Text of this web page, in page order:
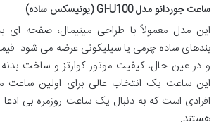
ساعت جوردانو مدل GI-U100 (یونیسکس ساده)
این مدل معمولاً با طراحی مینیمال، صفحه ای
بندهای ساده چرمی یا سیلیکونی عرضه می شود.
و در عین حال، کیفیت موتور کوارتز و ساخت
این ساعت یک انتخاب عالی برای اولین ساعت
افرادی است که به دنبال یک ساعت روزمره بی
هستند.